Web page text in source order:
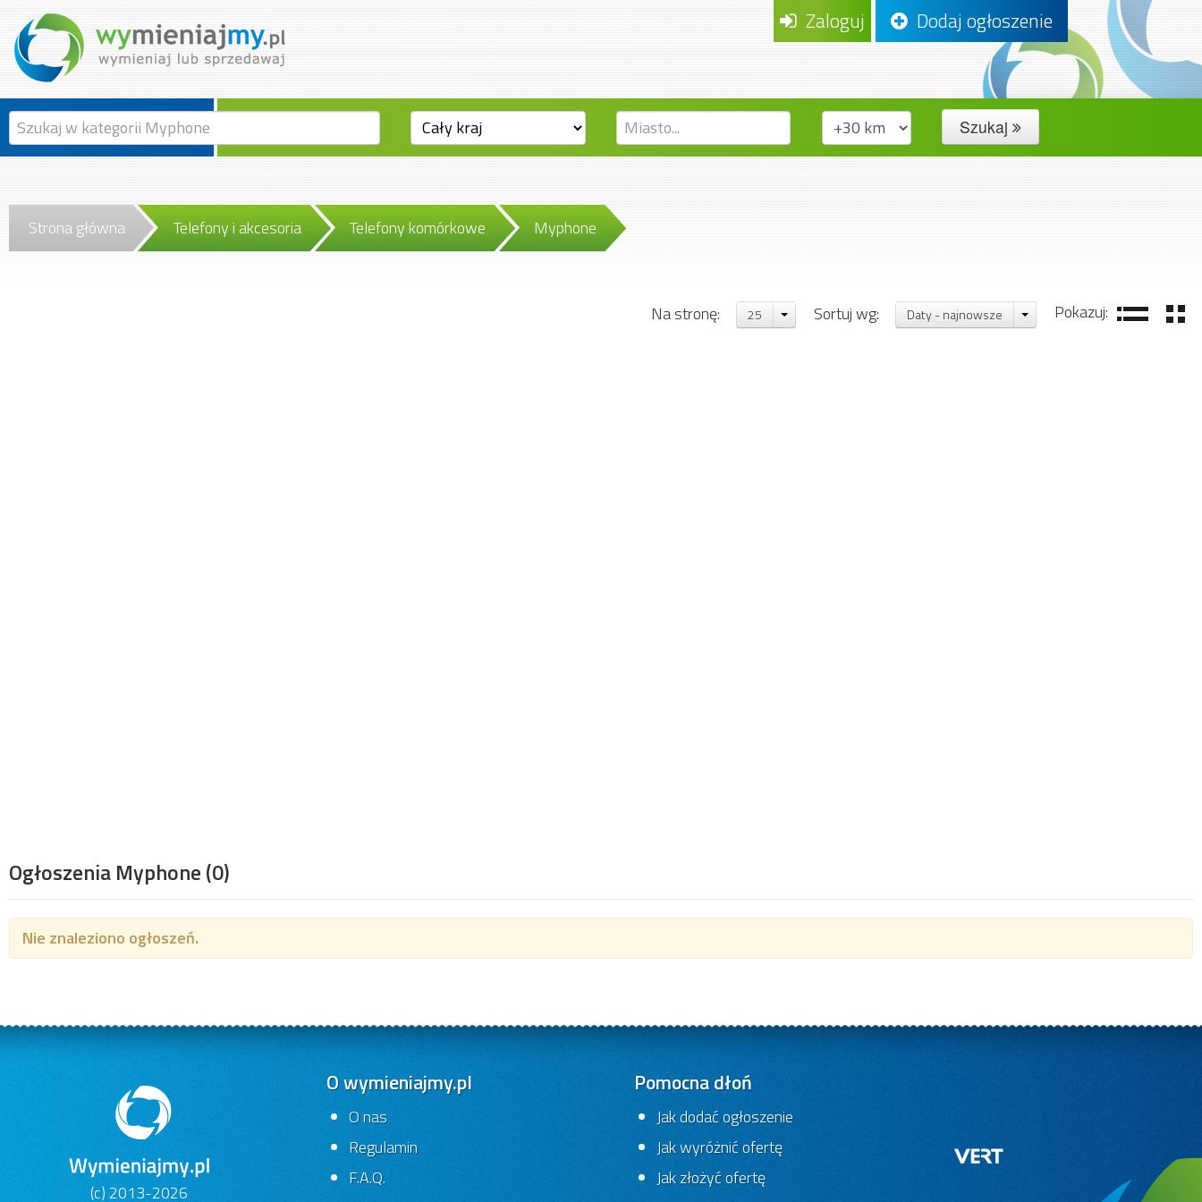
Zaloguj Dodaj ogłoszenie
Szukaj
Strona główna Telefony i akcesoria Telefony komórkowe Myphone
Ogłoszenia Myphone(0)
Pokazuj:
Sortuj wg: Daty - najnowsze
Na stronę: 25
Nie znaleziono ogłoszeń.
(c) 2013-2026
O wymieniajmy.pl
O nas
Regulamin
F.A.Q.
Pomocna dłoń
Jak dodać ogłoszenie
Jak wyróżnić ofertę
Jak złożyć ofertę